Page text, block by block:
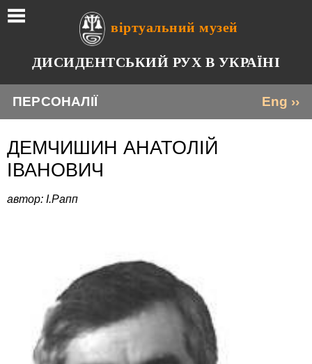
віртуальний музей
ДИСИДЕНТСЬКИЙ РУХ В УКРАЇНІ
Eng ››
ПЕРСОНАЛІЇ
ДЕМЧИШИН АНАТОЛІЙ
ІВАНОВИЧ
автор: І.Рапп